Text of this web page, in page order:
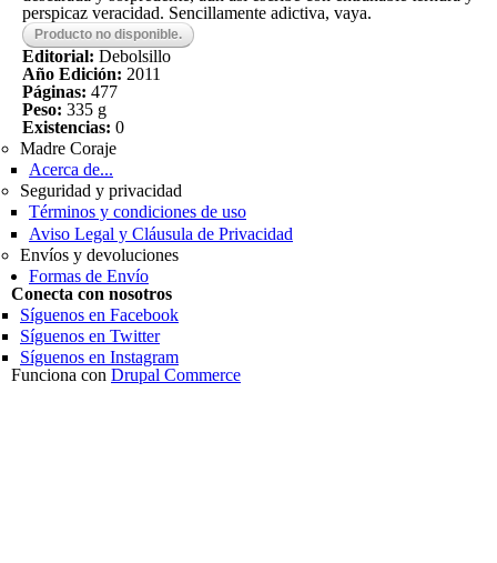
perspicaz veracidad. Sencillamente adictiva, vaya.
Editorial: Debolsillo
Año Edición: 2011
Páginas: 477
Peso: 335 g
Existencias: 0
Madre Coraje
Acerca de...
Seguridad y privacidad
Términos y condiciones de uso
Aviso Legal y Cláusula de Privacidad
Envíos y devoluciones
Formas de Envío
Conecta con nosotros
Síguenos en Facebook
Síguenos en Twitter
Síguenos en Instagram
Funciona con Drupal Commerce